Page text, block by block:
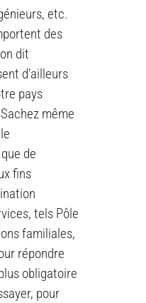
etc.
des
dit
d’ailleurs
pays
même
de
fins
tels Pôle
familiales,
répondre
obligatoire
pour